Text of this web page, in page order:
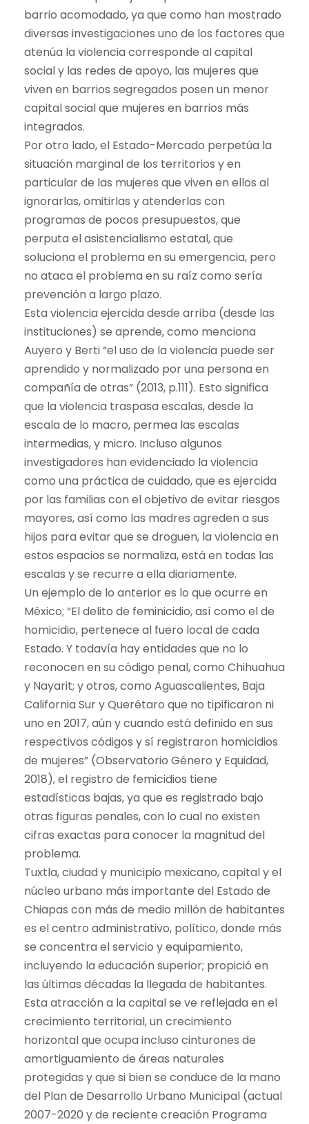
barrio acomodado, ya que como han mostrado
diversas investigaciones uno de los factores que
atenúa la violencia corresponde al capital
social y las redes de apoyo, las mujeres que
viven en barrios segregados posen un menor
capital social que mujeres en barrios más
integrados.
Por otro lado, el Estado-Mercado perpetúa la
situación marginal de los territorios y en
particular de las mujeres que viven en ellos al
ignorarlas, omitirlas y atenderlas con
programas de pocos presupuestos, que
perputa el asistencialismo estatal, que
soluciona el problema en su emergencia, pero
no ataca el problema en su raíz como sería
prevención a largo plazo.
Esta violencia ejercida desde arriba (desde las
instituciones) se aprende, como menciona
Auyero y Berti “el uso de la violencia puede ser
aprendido y normalizado por una persona en
compañía de otras” (2013, p.111). Esto significa
que la violencia traspasa escalas, desde la
escala de lo macro, permea las escalas
intermedias, y micro. Incluso algunos
investigadores han evidenciado la violencia
como una práctica de cuidado, que es ejercida
por las familias con el objetivo de evitar riesgos
mayores, así como las madres agreden a sus
hijos para evitar que se droguen, la violencia en
estos espacios se normaliza, está en todas las
escalas y se recurre a ella diariamente.
Un ejemplo de lo anterior es lo que ocurre en
México; “El delito de feminicidio, así como el de
homicidio, pertenece al fuero local de cada
Estado. Y todavía hay entidades que no lo
reconocen en su código penal, como Chihuahua
y Nayarit; y otros, como Aguascalientes, Baja
California Sur y Querétaro que no tipificaron ni
uno en 2017, aún y cuando está definido en sus
respectivos códigos y sí registraron homicidios
de mujeres” (Observatorio Género y Equidad,
2018), el registro de femicidios tiene
estadísticas bajas, ya que es registrado bajo
otras figuras penales, con lo cual no existen
cifras exactas para conocer la magnitud del
problema.
Tuxtla, ciudad y municipio mexicano, capital y el
núcleo urbano más importante del Estado de
Chiapas con más de medio millón de habitantes
es el centro administrativo, político, donde más
se concentra el servicio y equipamiento,
incluyendo la educación superior; propició en
las últimas décadas la llegada de habitantes.
Esta atracción a la capital se ve reflejada en el
crecimiento territorial, un crecimiento
horizontal que ocupa incluso cinturones de
amortiguamiento de áreas naturales
protegidas y que si bien se conduce de la mano
del Plan de Desarrollo Urbano Municipal (actual
2007-2020 y de reciente creación Programa